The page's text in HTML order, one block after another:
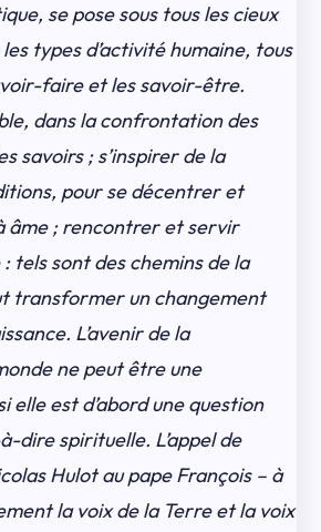
se pose sous tous les cieux
types d’activité humaine, tous
faire et les savoir-être.
dans la confrontation des
savoirs ; s’inspirer de la
pour se décentrer et
âme ; rencontrer et servir
: tels sont des chemins de la
transformer un changement
L’avenir de la
ne peut être une
elle est d’abord une question
dire spirituelle. L’appel de
Hulot au pape François – à
la voix de la Terre et la voix